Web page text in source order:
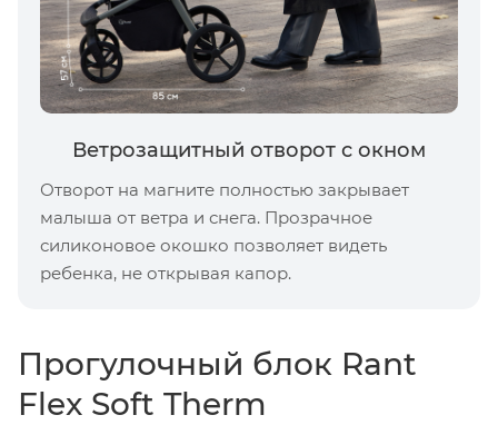
Ветрозащитный отворот с окном
Отворот на магните полностью закрывает
малыша от ветра и снега. Прозрачное
силиконовое окошко позволяет видеть
ребенка, не открывая капор.
Прогулочный блок Rant
Flex Soft Therm